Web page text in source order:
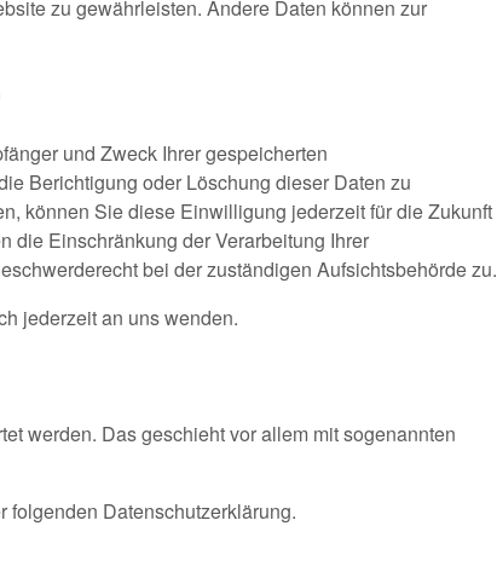
zu gewährleisten. Andere Daten können zur
und Zweck Ihrer gespeicherten
Berichtigung oder Löschung dieser Daten zu
können Sie diese Einwilligung jederzeit für die Zukunft
die Einschränkung der Verarbeitung Ihrer
bei der zuständigen Aufsichtsbehörde zu.
jederzeit an uns wenden.
werden. Das geschieht vor allem mit sogenannten
folgenden Datenschutzerklärung.